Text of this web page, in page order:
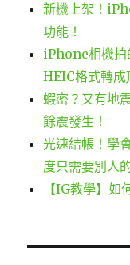
新機上架！
功能！
iPhone相機拍
HEIC格式轉成
蝦密？又有地
餘震發生！
光速結帳！學
度只需要別人
【IG教學】